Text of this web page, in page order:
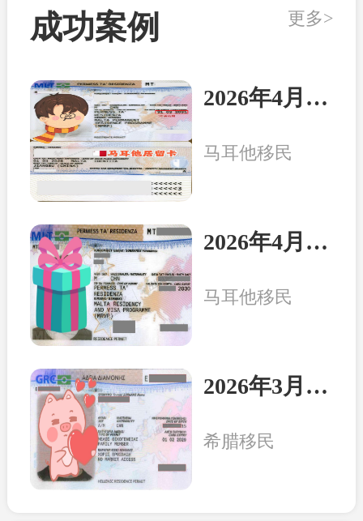
成功案例 更多>
2026年4月21日：马耳他客户顺利收到永居卡
马耳他移民
2026年4月8日：马耳他客户一家三口收到永居卡
马耳他移民
2026年3月20日：希腊客户一家三口收获永居卡
希腊移民